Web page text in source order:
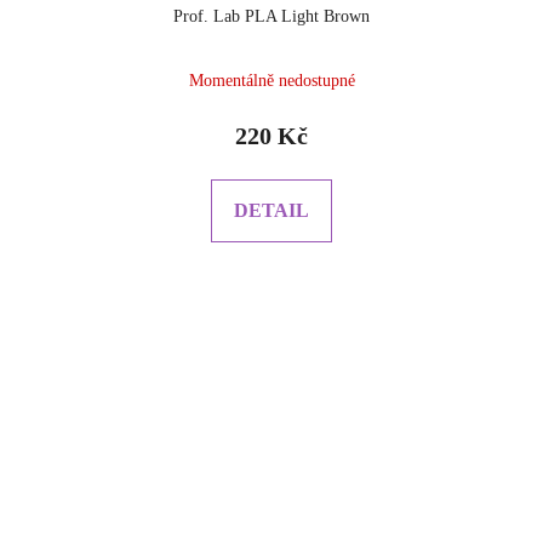
Prof. Lab PLA Light Brown
Momentálně nedostupné
220 Kč
DETAIL